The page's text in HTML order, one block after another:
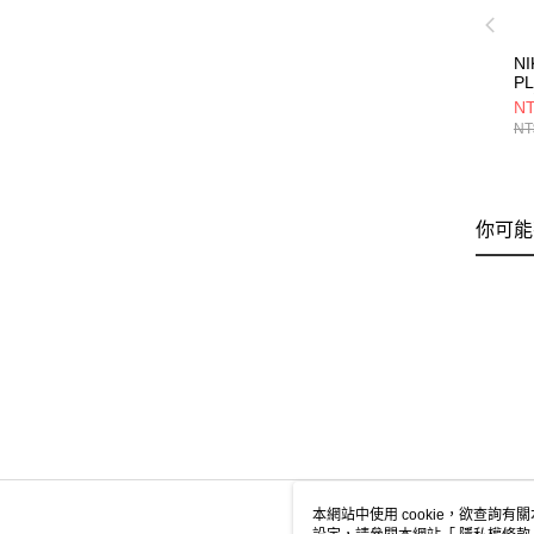
7
你可
本網站中使用 cookie，欲查詢有